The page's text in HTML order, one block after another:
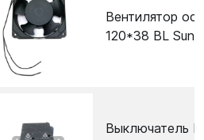
Вентилятор
120*38 BL
Выключатель